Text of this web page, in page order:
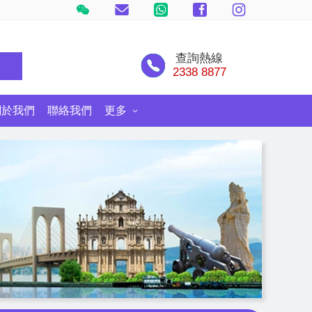
查詢熱線
2338 8877
尼郵輪探險號
我們 聯絡我們 更多
環球旅遊情報網